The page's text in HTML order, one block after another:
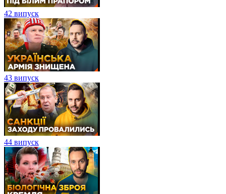
42 випуск
43 випуск
44 випуск